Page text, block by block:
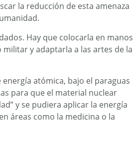
la reducción de esta amenaza
Hay que colocarla en manos
y adaptarla a las artes de la
atómica, bajo el paraguas
para que el material nuclear
y se pudiera aplicar la energía
áreas como la medicina o la